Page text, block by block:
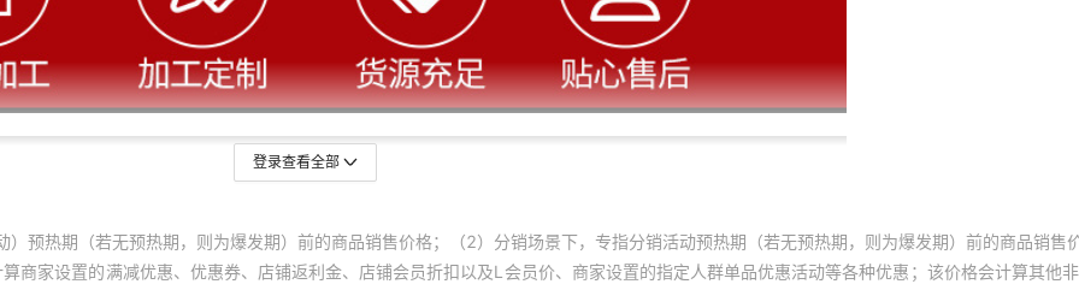
登录查看全部
预热期（若无预热期，则为爆发期）前的商品销售价格；（2）分销场景下，专指分销活动预热期（若无预热期，则为爆发期）前的商品销售
商家设置的满减优惠、优惠券、店铺返利金、店铺会员折扣以及L会员价、商家设置的指定人群单品优惠活动等各种优惠；该价格会计算其他